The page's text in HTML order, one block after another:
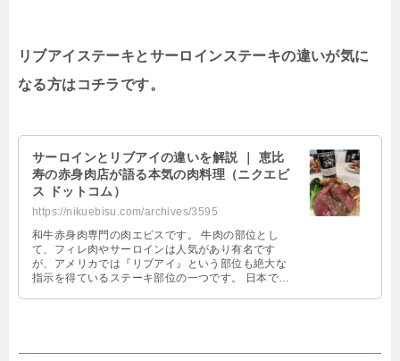
リブアイステーキとサーロインステーキの違いが気に
なる方はコチラです。
サーロインとリブアイの違いを解説 ｜ 恵比
寿の赤身肉店が語る本気の肉料理（ニクエビ
ス ドットコム）
https://nikuebisu.com/archives/3595
和牛赤身肉専門の肉エビスです。 牛肉の部位とし
て、フィレ肉やサーロインは人気があり有名です
が、アメリカでは『リブアイ』という部位も絶大な
指示を得ているステーキ部位の一つです。 日本では